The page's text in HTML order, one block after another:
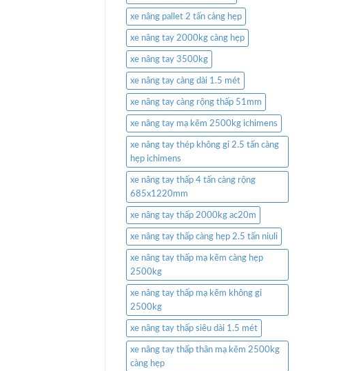
xe nâng pallet 2 tấn càng hẹp
xe nâng tay 2000kg càng hẹp
xe nâng tay 3500kg
xe nâng tay càng dài 1.5 mét
xe nâng tay càng rộng thấp 51mm
xe nâng tay mạ kẽm 2500kg ichimens
xe nâng tay thép không gỉ 2.5 tấn càng
hẹp ichimens
xe nâng tay thấp 4 tấn càng rộng
685x1220mm
xe nâng tay thấp 2000kg ac20m
xe nâng tay thấp càng hẹp 2.5 tấn niuli
xe nâng tay thấp mạ kẽm càng hẹp
2500kg
xe nâng tay thấp mạ kẽm không gỉ
2500kg
xe nâng tay thấp siêu dài 1.5 mét
xe nâng tay thấp thân mạ kẽm 2500kg
càng hẹp